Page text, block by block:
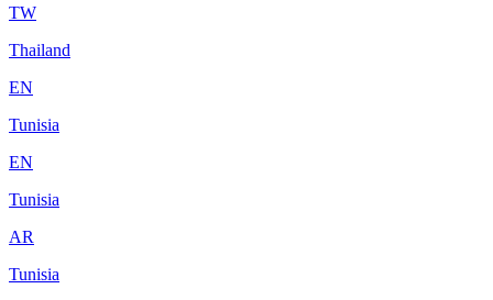
TW
Thailand
EN
Tunisia
EN
Tunisia
AR
Tunisia